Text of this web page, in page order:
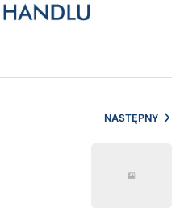
NASTĘPNY